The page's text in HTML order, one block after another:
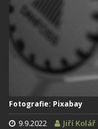
Fotografie: Pixabay
9.9.2022 Jiří Kolář